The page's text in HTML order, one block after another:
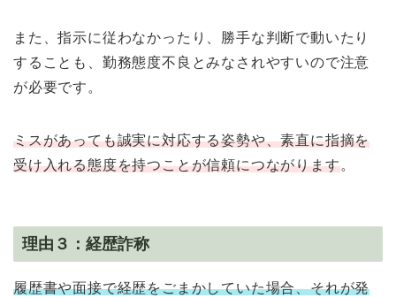
また、指示に従わなかったり、勝手な判断で動いたり
することも、勤務態度不良とみなされやすいので注意
が必要です。
ミスがあっても誠実に対応する姿勢や、素直に指摘を
受け入れる態度を持つことが信頼につながります。
理由３：経歴詐称
履歴書や面接で経歴をごまかしていた場合、それが発